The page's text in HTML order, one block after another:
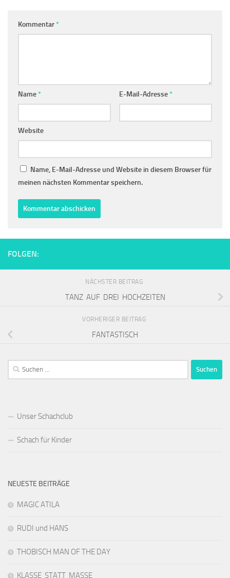
Kommentar*
Name* E-Mail-Adresse*
Website
Name, E-Mail-Adresse und Website in diesem Browser für
meinen nächsten Kommentar speichern.
FOLGEN:
NÄCHSTER BEITRAG
TANZ AUF DREI HOCHZEITEN
VORHERIGER BEITRAG
FANTASTISCH
Suchen
nach:
Unser Schachclub
Schach für Kinder
NEUESTE BEITRÄGE
MAGIC ATILA
RUDI und HANS
THOBISCH MAN OF THE DAY
KLASSE STATT MASSE